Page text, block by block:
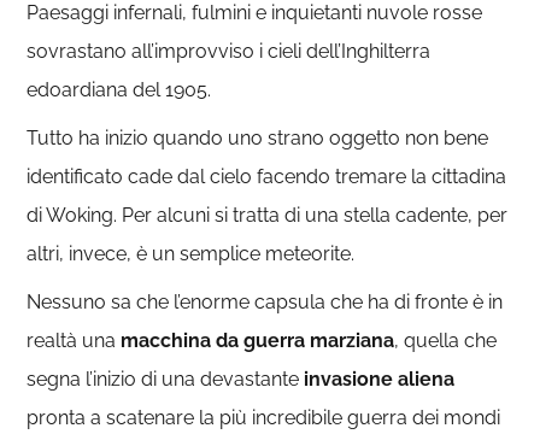
Paesaggi infernali, fulmini e inquietanti nuvole rosse
sovrastano all’improvviso i cieli dell’Inghilterra
edoardiana del 1905.
Tutto ha inizio quando uno strano oggetto non bene
identificato cade dal cielo facendo tremare la cittadina
di Woking. Per alcuni si tratta di una stella cadente, per
altri, invece, è un semplice meteorite.
Nessuno sa che l’enorme capsula che ha di fronte è in
realtà una macchina da guerra marziana, quella che
segna l’inizio di una devastante invasione aliena
pronta a scatenare la più incredibile guerra dei mondi